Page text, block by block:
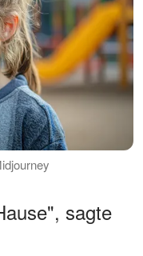
sagte